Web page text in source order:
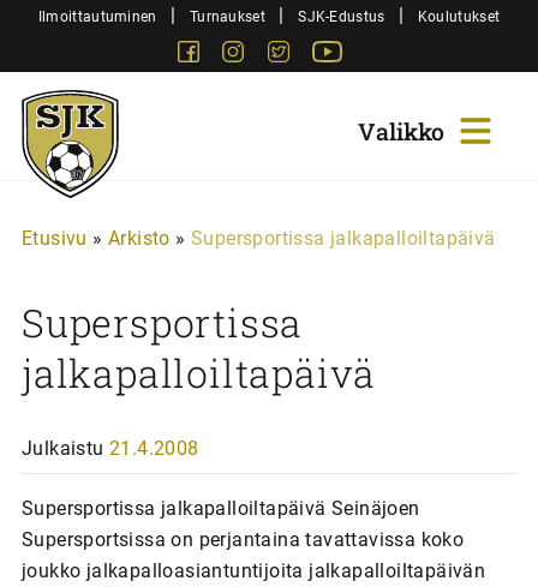
SiirryIlmoittautuminen | Turnaukset | SJK-Edustus | Koulutukset
FacebookInstagram
Twitter
Sjk-
Juniorit
Etusivu » Arkisto » Supersportissa jalkapalloiltapäivä
Supersportissa
jalkapalloiltapäivä
Julkaistu 21.4.2008
Supersportissa jalkapalloiltapäivä Seinäjoen
Supersportsissa on perjantaina tavattavissa koko
joukko jalkapalloasiantuntijoita jalkapalloiltapäivän